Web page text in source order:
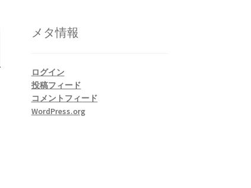
ー
メタ情報
ログイン
投稿フィード
コメントフィード
WordPress.org